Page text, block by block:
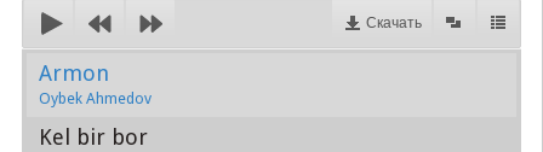
Скачать
Armon
Oybek Ahmedov
Kel bir bor